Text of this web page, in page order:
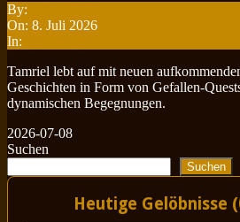
By:
On: 8. Juli 2026
In:
Tamriel lebt auf mit neuen
Geschichten in Form von Gefallen-
dynamischen Begegnungen.
2026-07-08
Suchen
Suchen
Heutige Gelöbnisse